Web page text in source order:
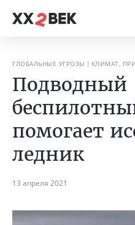
ГЛОБАЛЬНЫЕ УГРОЗЫ КЛИМАТ,
Подводный
помогает
ледник
13 апреля 2021